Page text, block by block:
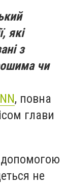
які
з
чи
, повна
глави
допомогою
не